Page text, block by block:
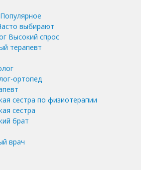
Популярное
выбирают
Высокий спрос
терапевт
ортопед
сестра по физиотерапии
сестра
брат
врач